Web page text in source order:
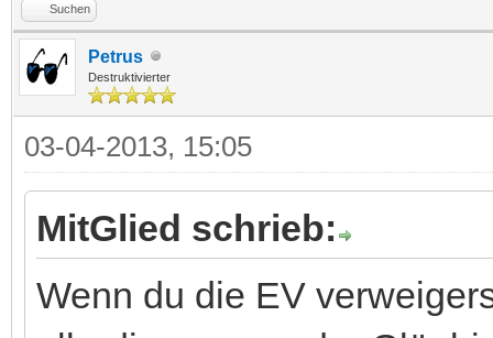
Suchen
Petrus
Destruktivierter
03-04-2013, 15:05
MitGlied schrieb:
Wenn du die EV